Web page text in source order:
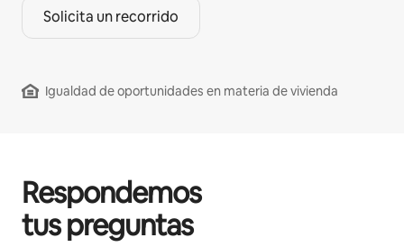
Solicita un recorrido
Igualdad de oportunidades en materia de vivienda
Respondemos
tus preguntas